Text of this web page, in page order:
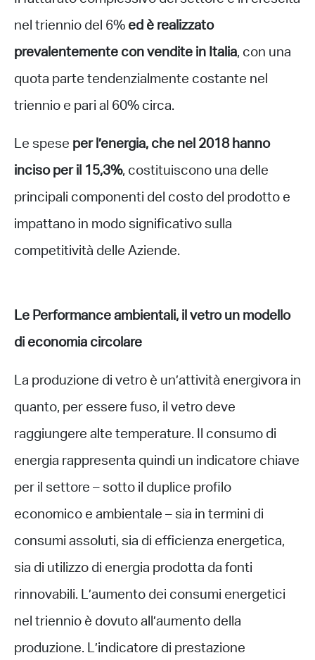
nel triennio del 6% ed è realizzato
prevalentemente con vendite in Italia, con una
quota parte tendenzialmente costante nel
triennio e pari al 60% circa.
Le spese per l’energia, che nel 2018 hanno
inciso per il 15,3%, costituiscono una delle
principali componenti del costo del prodotto e
impattano in modo significativo sulla
competitività delle Aziende.
Le Performance ambientali, il vetro un modello
di economia circolare
La produzione di vetro è un’attività energivora in
quanto, per essere fuso, il vetro deve
raggiungere alte temperature. Il consumo di
energia rappresenta quindi un indicatore chiave
per il settore – sotto il duplice profilo
economico e ambientale – sia in termini di
consumi assoluti, sia di efficienza energetica,
sia di utilizzo di energia prodotta da fonti
rinnovabili. L’aumento dei consumi energetici
nel triennio è dovuto all’aumento della
produzione. L’indicatore di prestazione